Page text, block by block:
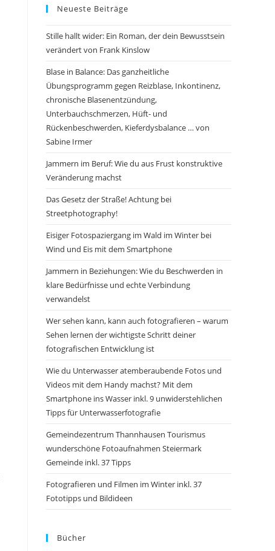
Neueste Beiträge
Stille hallt wider: Ein Roman, der dein Bewusstsein
verändert von Frank Kinslow
Blase in Balance: Das ganzheitliche
Übungsprogramm gegen Reizblase, Inkontinenz,
chronische Blasenentzündung,
Unterbauchschmerzen, Hüft- und
Rückenbeschwerden, Kieferdysbalance … von
Sabine Irmer
Jammern im Beruf: Wie du aus Frust konstruktive
Veränderung machst
Das Gesetz der Straße! Achtung bei
Streetphotography!
Eisiger Fotospaziergang im Wald im Winter bei
Wind und Eis mit dem Smartphone
Jammern in Beziehungen: Wie du Beschwerden in
klare Bedürfnisse und echte Verbindung
verwandelst
Wer sehen kann, kann auch fotografieren – warum
Sehen lernen der wichtigste Schritt deiner
fotografischen Entwicklung ist
Wie du Unterwasser atemberaubende Fotos und
Videos mit dem Handy machst? Mit dem
Smartphone ins Wasser inkl. 9 unwiderstehlichen
Tipps für Unterwasserfotografie
Gemeindezentrum Thannhausen Tourismus
wunderschöne Fotoaufnahmen Steiermark
Gemeinde inkl. 37 Tipps
Fotografieren und Filmen im Winter inkl. 37
Fototipps und Bildideen
Bücher